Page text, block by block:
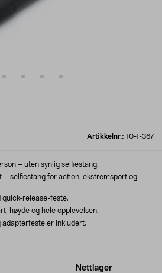
Artikkelnr.: 10-1-367
Nettlager
– uten synlig selfiestang.
– selfiestang for action, ekstremsport og
quick-release-feste.
høyde og hele opplevelsen.
adapterfeste er inkludert.